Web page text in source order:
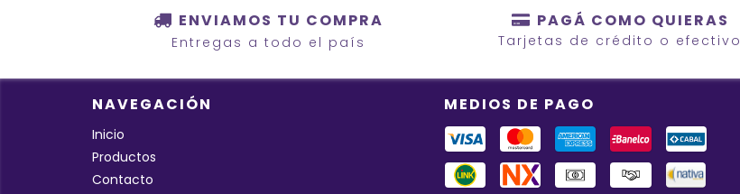
ENVIAMOS TU COMPRA
Entregas a todo el país
PAGÁ COMO QUIERAS
Tarjetas de crédito o efectivo
NAVEGACIÓN
Inicio
Productos
Contacto
MEDIOS DE PAGO